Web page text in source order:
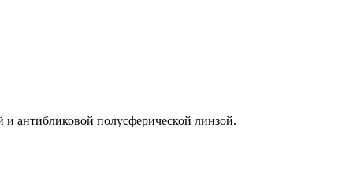
антибликовой полусферической линзой.